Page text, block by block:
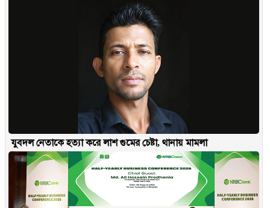
যুবদল নেতাকে হত্যা করে লাশ গুমের চেষ্টা, থানায় মামলা